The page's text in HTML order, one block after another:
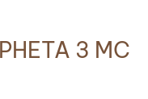
3 MC